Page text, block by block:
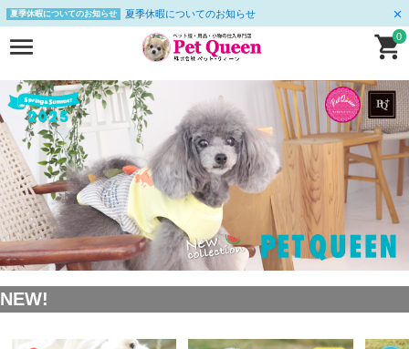
夏季休暇についてのお知らせ 夏季休暇についてのお知らせ
0
NEW!